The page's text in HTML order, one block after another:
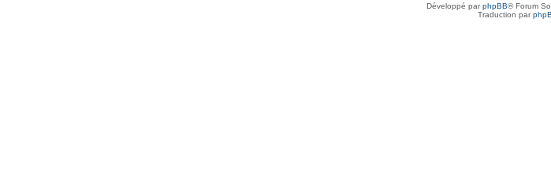
Développé parphpBB® Forum
Traduction par